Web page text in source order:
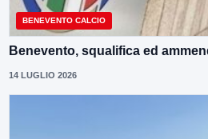
BENEVENTO CALCIO
Benevento, squalifica ed
14 LUGLIO 2026